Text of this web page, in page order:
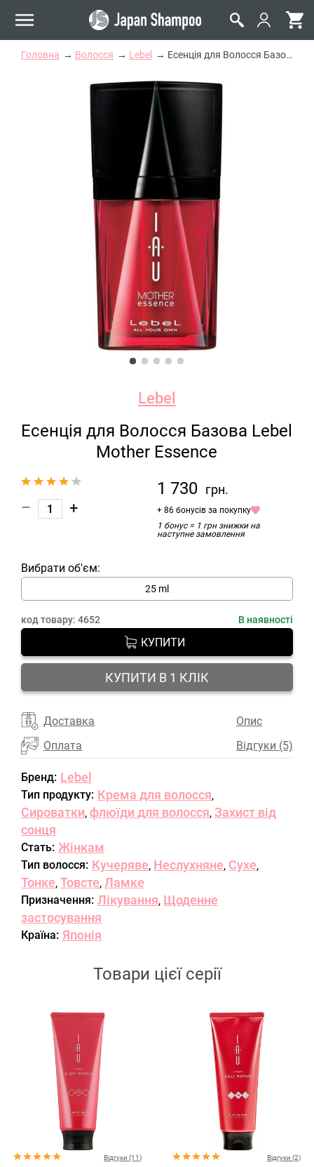
Головна Волосся Lebel Есенція для Волосся Базова Lebel Mother Essence
Lebel
Есенція для Волосся Базова Lebel
Mother Essence
– +
1 730 грн.
+ 86 бонусів за покупку
1 бонус = 1 грн знижки на
наступне замовлення
Вибрати об'єм:
25 ml
код товару: 4652 В наявності
КУПИТИ
КУПИТИ В 1 КЛІК
Доставка
Оплата
Опис
Відгуки (5)
Бренд: Lebel
Тип продукту: Крема для волосся,
Сироватки, флюїди для волосся, Захист від
сонця
Стать: Жінкам
Тип волосся: Кучеряве, Неслухняне, Сухе,
Тонке, Товсте, Ламке
Призначення: Лікування, Щоденне
застосування
Країна: Японія
Товари цієї серії
Відгуки (11) Відгуки (2)